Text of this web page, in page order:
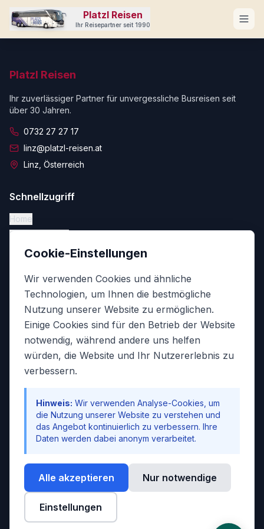
Zum Hauptinhalt springen
Platzl Reisen
Ihr Reisepartner seit 1990
Platzl Reisen
Ihr zuverlässiger Partner für unvergessliche Busreisen seit
über 30 Jahren.
0732 27 27 17
linz@platzl-reisen.at
Linz, Österreich
Schnellzugriff
Home
Thermenreisen
Reisen
Galerie
Services
Katalog Download
Kontaktformular
Reiseversicherung
Gruppenreisen (auf Anfrage)
Rechtliches
Datenschutz
Impressum
Reisebedingungen
Cookie-Einstellungen
Wir verwenden Cookies und ähnliche
Technologien, um Ihnen die bestmögliche
Nutzung unserer Website zu ermöglichen.
Einige Cookies sind für den Betrieb der Website
notwendig, während andere uns helfen
würden, die Website und Ihr Nutzererlebnis zu
verbessern.
Hinweis: Wir verwenden Analyse-Cookies, um
die Nutzung unserer Website zu verstehen und
das Angebot kontinuierlich zu verbessern. Ihre
Daten werden dabei anonym verarbeitet.
Alle akzeptieren Nur notwendige
Einstellungen